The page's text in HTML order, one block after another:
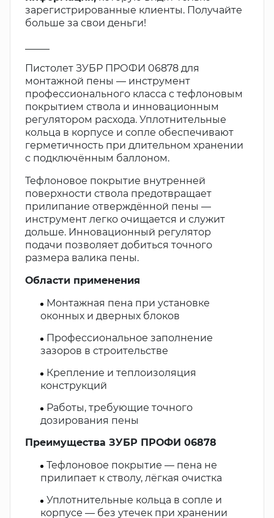
зарегистрированные клиенты. Получайте
больше за свои деньги!
Пистолет ЗУБР ПРОФИ 06878 для
монтажной пены — инструмент
профессионального класса с тефлоновым
покрытием ствола и инновационным
регулятором расхода. Уплотнительные
кольца в корпусе и сопле обеспечивают
герметичность при длительном хранении
с подключённым баллоном.
Тефлоновое покрытие внутренней
поверхности ствола предотвращает
прилипание отверждённой пены —
инструмент легко очищается и служит
дольше. Инновационный регулятор
подачи позволяет добиться точного
размера валика пены.
Области применения
Монтажная пена при установке
оконных и дверных блоков
Профессиональное заполнение
зазоров в строительстве
Крепление и теплоизоляция
конструкций
Работы, требующие точного
дозирования пены
Преимущества ЗУБР ПРОФИ 06878
Тефлоновое покрытие — пена не
прилипает к стволу, лёгкая очистка
Уплотнительные кольца в сопле и
корпусе — без утечек при хранении